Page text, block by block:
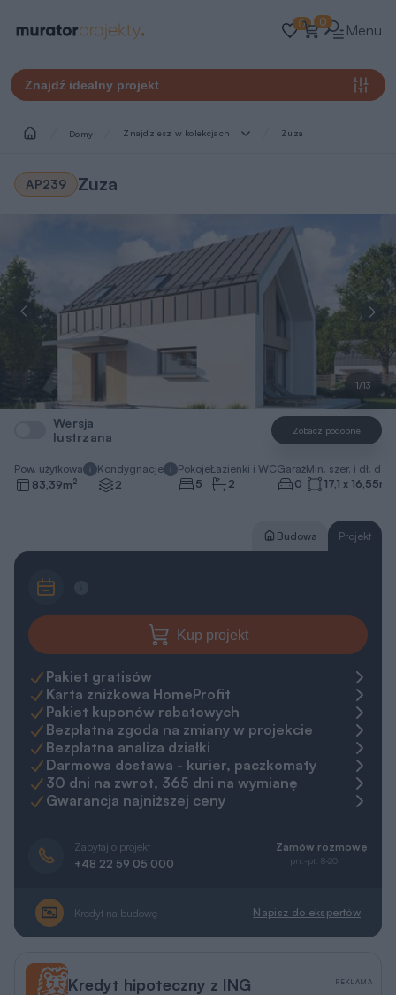
0 0 Menu
Znajdź idealny projekt
Domy Znajdziesz w kolekcjach Zuza
AP239 Zuza
1/13
Wersja
lustrzana
Zobacz podobne
Pow. użytkowa
83,39m2
Kondygnacje
2
Pokoje
5
Łazienki i WC
2
Garaż
0
Min. szer. i dł.
17,1 x 16,55m
Budowa Projekt
Kup projekt
Pakiet gratisów
Karta zniżkowa HomeProfit
Pakiet kuponów rabatowych
Bezpłatna zgoda na zmiany w projekcie
Bezpłatna analiza działki
Darmowa dostawa - kurier, paczkomaty
30 dni na zwrot, 365 dni na wymianę
Gwarancja najniższej ceny
Zapytaj o projekt
+48 22 59 05 000
Zamów rozmowę
pn.-pt. 8-20
Kredyt na budowę Napisz do ekspertów
Kredyt hipoteczny z ING REKLAMA